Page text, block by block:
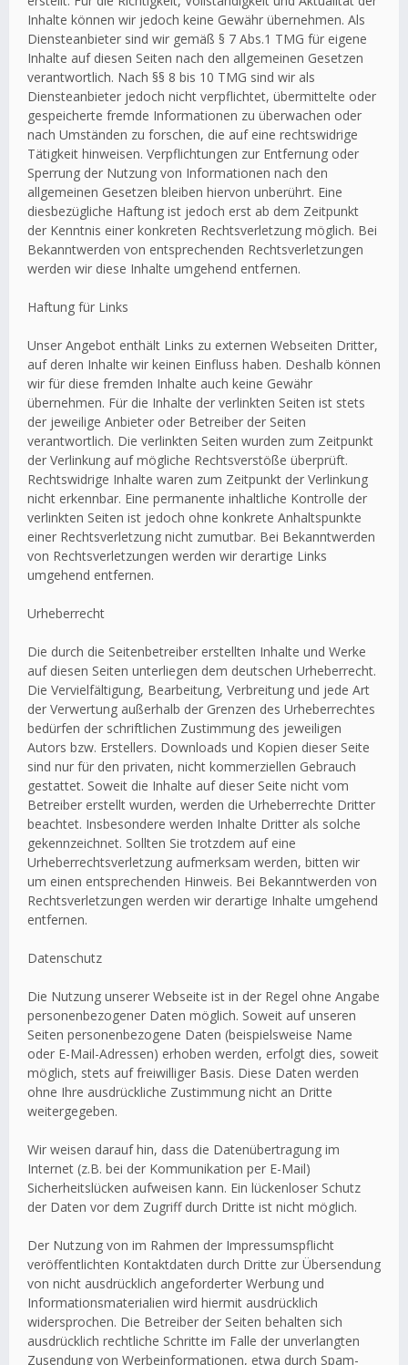
Inhalte können wir jedoch keine Gewähr übernehmen. Als
Diensteanbieter sind wir gemäß § 7 Abs.1 TMG für eigene
Inhalte auf diesen Seiten nach den allgemeinen Gesetzen
verantwortlich. Nach §§ 8 bis 10 TMG sind wir als
Diensteanbieter jedoch nicht verpflichtet, übermittelte oder
gespeicherte fremde Informationen zu überwachen oder
nach Umständen zu forschen, die auf eine rechtswidrige
Tätigkeit hinweisen. Verpflichtungen zur Entfernung oder
Sperrung der Nutzung von Informationen nach den
allgemeinen Gesetzen bleiben hiervon unberührt. Eine
diesbezügliche Haftung ist jedoch erst ab dem Zeitpunkt
der Kenntnis einer konkreten Rechtsverletzung möglich. Bei
Bekanntwerden von entsprechenden Rechtsverletzungen
werden wir diese Inhalte umgehend entfernen.
Haftung für Links
Unser Angebot enthält Links zu externen Webseiten Dritter,
auf deren Inhalte wir keinen Einfluss haben. Deshalb können
wir für diese fremden Inhalte auch keine Gewähr
übernehmen. Für die Inhalte der verlinkten Seiten ist stets
der jeweilige Anbieter oder Betreiber der Seiten
verantwortlich. Die verlinkten Seiten wurden zum Zeitpunkt
der Verlinkung auf mögliche Rechtsverstöße überprüft.
Rechtswidrige Inhalte waren zum Zeitpunkt der Verlinkung
nicht erkennbar. Eine permanente inhaltliche Kontrolle der
verlinkten Seiten ist jedoch ohne konkrete Anhaltspunkte
einer Rechtsverletzung nicht zumutbar. Bei Bekanntwerden
von Rechtsverletzungen werden wir derartige Links
umgehend entfernen.
Urheberrecht
Die durch die Seitenbetreiber erstellten Inhalte und Werke
auf diesen Seiten unterliegen dem deutschen Urheberrecht.
Die Vervielfältigung, Bearbeitung, Verbreitung und jede Art
der Verwertung außerhalb der Grenzen des Urheberrechtes
bedürfen der schriftlichen Zustimmung des jeweiligen
Autors bzw. Erstellers. Downloads und Kopien dieser Seite
sind nur für den privaten, nicht kommerziellen Gebrauch
gestattet. Soweit die Inhalte auf dieser Seite nicht vom
Betreiber erstellt wurden, werden die Urheberrechte Dritter
beachtet. Insbesondere werden Inhalte Dritter als solche
gekennzeichnet. Sollten Sie trotzdem auf eine
Urheberrechtsverletzung aufmerksam werden, bitten wir
um einen entsprechenden Hinweis. Bei Bekanntwerden von
Rechtsverletzungen werden wir derartige Inhalte umgehend
entfernen.
Datenschutz
Die Nutzung unserer Webseite ist in der Regel ohne Angabe
personenbezogener Daten möglich. Soweit auf unseren
Seiten personenbezogene Daten (beispielsweise Name
oder E-Mail-Adressen) erhoben werden, erfolgt dies, soweit
möglich, stets auf freiwilliger Basis. Diese Daten werden
ohne Ihre ausdrückliche Zustimmung nicht an Dritte
weitergegeben.
Wir weisen darauf hin, dass die Datenübertragung im
Internet (z.B. bei der Kommunikation per E-Mail)
Sicherheitslücken aufweisen kann. Ein lückenloser Schutz
der Daten vor dem Zugriff durch Dritte ist nicht möglich.
Der Nutzung von im Rahmen der Impressumspflicht
veröffentlichten Kontaktdaten durch Dritte zur Übersendung
von nicht ausdrücklich angeforderter Werbung und
Informationsmaterialien wird hiermit ausdrücklich
widersprochen. Die Betreiber der Seiten behalten sich
ausdrücklich rechtliche Schritte im Falle der unverlangten
Zusendung von Werbeinformationen, etwa durch Spam-